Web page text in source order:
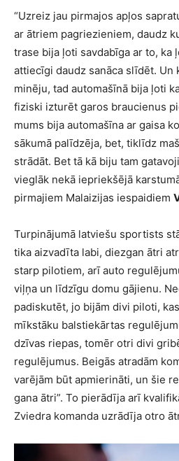
“Uzreiz jau pirmajos apļos
ar ātriem pagriezieniem, daudz
trase bija ļoti savdabīga ar to, ka
attiecīgi daudz sanāca slīdēt. Un
minēju, tad automašīnā bija ļoti
fiziski izturēt garos braucienus
mums bija automašīna ar gaisa
sākumā palīdzēja, bet, tiklīdz
strādāt. Bet tā kā biju tam
vieglāk nekā iepriekšējā
pirmajiem Malaizijas iespaidiem
Turpinājumā latviešu sportists
tika aizvadīta labi, diezgan ātri
starp pilotiem, arī auto
viļņa un līdzīgu domu gājienu.
padiskutēt, jo bijām divi piloti,
mīkstāku balstiekārtas
dzīvas riepas, tomēr otri divi
regulējumus. Beigās atradām
varējām būt apmierināti, un šie
gana ātri”. To pierādīja arī
Zviedra komanda uzrādīja otro